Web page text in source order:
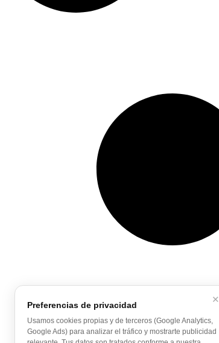
✕
Preferencias de privacidad
Usamos cookies propias y de terceros (Google Analytics,
Google Ads) para analizar el tráfico y mostrarte publicidad